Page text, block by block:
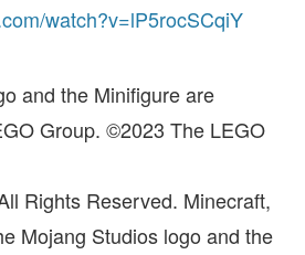
watch?v=lP5rocSCqiY
and the Minifigure are
Group. ©2023 The LEGO
Rights Reserved. Minecraft,
Mojang Studios logo and the